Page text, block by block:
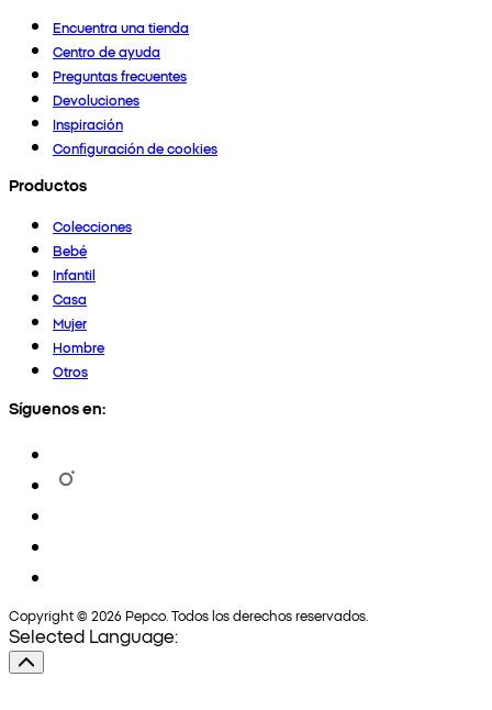
Encuentra una tienda
Centro de ayuda
Preguntas frecuentes
Devoluciones
Inspiración
Configuración de cookies
Productos
Colecciones
Bebé
Infantil
Casa
Mujer
Hombre
Otros
Síguenos en:
Copyright © 2026 Pepco. Todos los derechos reservados.
Selected Language: